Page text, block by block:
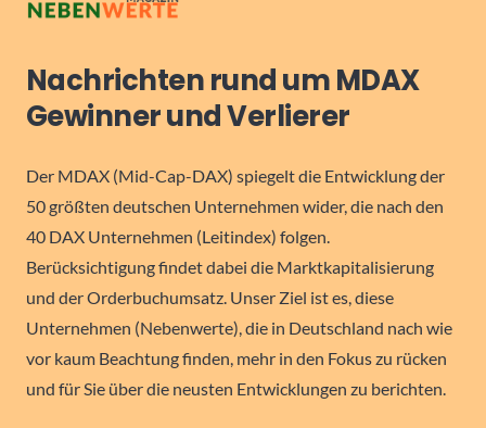
Nachrichten rund um MDAX
Gewinner und Verlierer
Der MDAX (Mid-Cap-DAX) spiegelt die Entwicklung der
50 größten deutschen Unternehmen wider, die nach den
40 DAX Unternehmen (Leitindex) folgen.
Berücksichtigung findet dabei die Marktkapitalisierung
und der Orderbuchumsatz. Unser Ziel ist es, diese
Unternehmen (Nebenwerte), die in Deutschland nach wie
vor kaum Beachtung finden, mehr in den Fokus zu rücken
und für Sie über die neusten Entwicklungen zu berichten.